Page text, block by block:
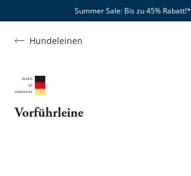
Summer Sale: Bis zu 45% Rabatt!*​
Hundeleinen
Vorführleine